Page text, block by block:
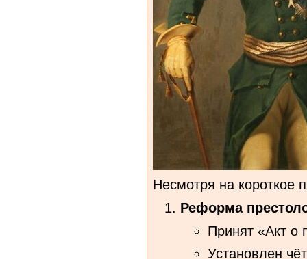
Несмотря на короткое
Реформа
Принят «Акт о
Установлен